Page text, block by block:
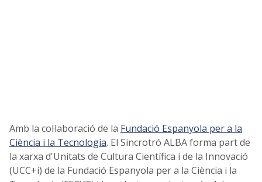
Amb la col·laboració de la Fundació Espanyola per a la
Ciència i la Tecnologia. El Sincrotró ALBA forma part de
la xarxa d'Unitats de Cultura Científica i de la Innovació
(UCC+i) de la Fundació Espanyola per a la Ciència i la